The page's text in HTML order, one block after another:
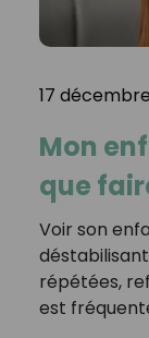
17
Mon
que
Voir son
répétées,
est